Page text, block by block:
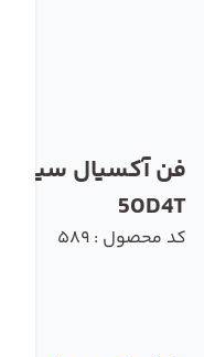
50D4T
کد محصول : 589